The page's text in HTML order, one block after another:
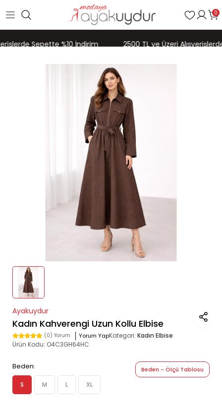
Sepette %10 İndirim 2500 TL ve Üzeri
0
Ayakuydur
Kadın Kahverengi Uzun Kollu Elbise
(0) Yorum Yorum YapKategori: Kadın Elbise
Ürün Kodu: O4C3GH64HC
Beden:
S M L XL
Beden - Ölçü Tablosu